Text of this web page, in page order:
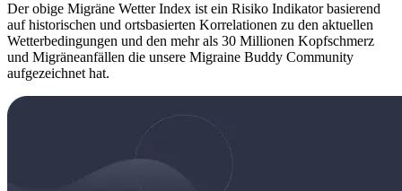
Der obige Migräne Wetter Index ist ein Risiko Indikator basierend
auf historischen und ortsbasierten Korrelationen zu den aktuellen
Wetterbedingungen und den mehr als 30 Millionen Kopfschmerz
und Migräneanfällen die unsere Migraine Buddy Community
aufgezeichnet hat.